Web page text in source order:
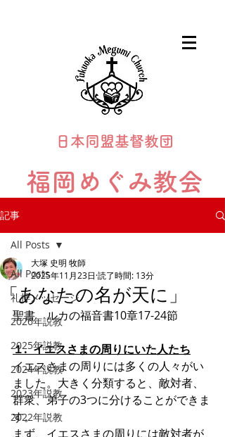
日本同盟基督教団
福岡めぐみ教会
記事
All Posts
礼拝メッセージ
2026年説教
2025年説教
2024年説教
2023年説教
2022年説教
All Posts
「あなたの名が天に」
大塚 史明 牧師
2025年11月23日 読了時間: 13分
聖書　ルカの福音書10章17-24節
１.  イエスさまの周りにいた人たち
イエスさまの周りには多くの人々がい
ました。大きく分類すると、敵対者、
群衆、弟子の3つに分けることができま
す。
まず、イエスさまの周りには敵対者が